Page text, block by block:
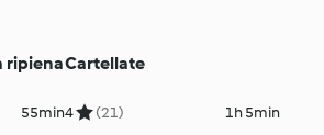
ripiena
55min
Cartellate
4 (21) 1h 5min